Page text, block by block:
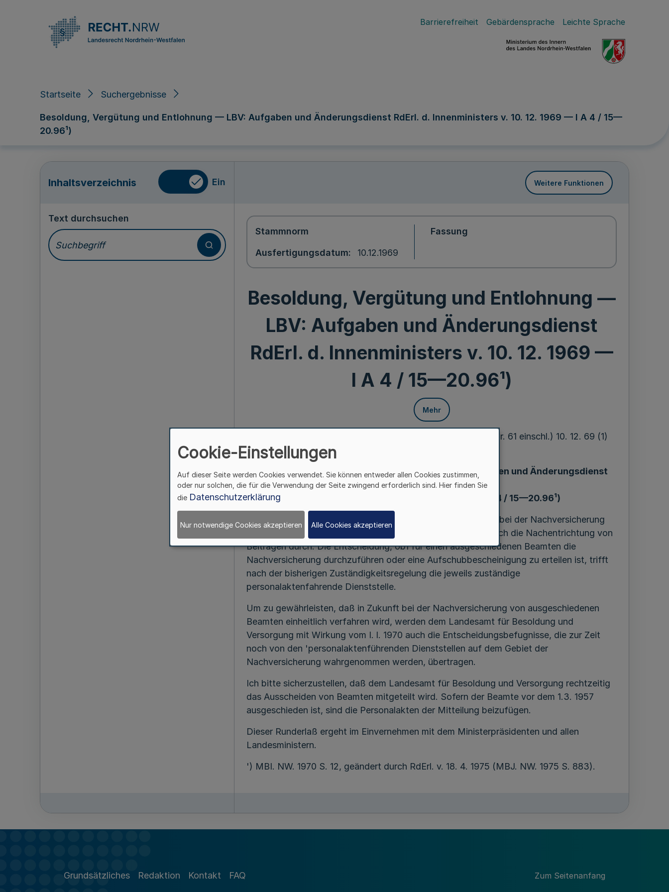
Barrierefreiheit Gebärdensprache Leichte Sprache
Startseite Suchergebnisse
Besoldung, Vergütung und Entlohnung — LBV: Aufgaben und Änderungsdienst RdErl. d. Innenministers v. 10. 12. 1969 — I A 4 / 15—
20.96¹)
Inhaltsverzeichnis Ein Weitere Funktionen
Text durchsuchen
Stammnorm
Ausfertigungsdatum 10.12.1969
Fassung
Besoldung, Vergütung und Entlohnung —
LBV: Aufgaben und Änderungsdienst
RdErl. d. Innenministers v. 10. 12. 1969 —
I A 4 / 15—20.96¹)
Mehr
138. Ergänzung - SMB1. NW. - (Stand 1. 7.1980 = MB1. NW. Nr. 61 einschl.) 10. 12. 69 (1)
Besoldung, Vergütung und Entlohnung — LBV: Aufgaben und Änderungsdienst
RdErl. d. Innenministers v. 10. 12. 1969 — I A 4 / 15—20.96¹)
Das Landesamt für Besoldung und Versorgung fuhrt zur Zeit bei der Nachversicherung
eines Beamten in der gesetzlichen Rentenversicherung lediglich die Nachentrichtung von
Beiträgen durch. Die Entscheidung, ob1 für einen ausgeschiedenen Beamten die
Nachversicherung durchzuführen oder eine Aufschubbescheinigung zu erteilen ist, trifft
nach der bisherigen Zuständigkeitsregelung die jeweils zuständige
personalaktenfahrende Dienststelle.
Um zu gewährleisten, daß in Zukunft bei der Nachversicherung von ausgeschiedenen
Beamten einheitlich verfahren wird, werden dem Landesamt für Besoldung und
Versorgung mit Wirkung vom I. l. 1970 auch die Entscheidungsbefugnisse, die zur Zeit
noch von den 'personalaktenführenden Dienststellen auf dem Gebiet der
Nachversicherung wahrgenommen werden, übertragen.
Ich bitte sicherzustellen, daß dem Landesamt für Besoldung und Versorgung rechtzeitig
das Ausscheiden von Beamten mitgeteilt wird. Sofern der Beamte vor dem 1.3. 1957
ausgeschieden ist, sind die Personalakten der Mitteilung beizufügen.
Dieser Runderlaß ergeht im Einvernehmen mit dem Ministerpräsidenten und allen
Landesministern.
') MBI. NW. 1970 S. 12, geändert durch RdErl. v. 18. 4. 1975 (MBJ. NW. 1975 S. 883).
Grundsätzliches Redaktion Kontakt FAQ Zum Seitenanfang
Cookie-Einstellungen
Auf dieser Seite werden Cookies verwendet. Sie können entweder allen Cookies zustimmen,
oder nur solchen, die für die Verwendung der Seite zwingend erforderlich sind. Hier finden Sie
die Datenschutzerklärung
Nur notwendige Cookies akzeptieren Alle Cookies akzeptieren